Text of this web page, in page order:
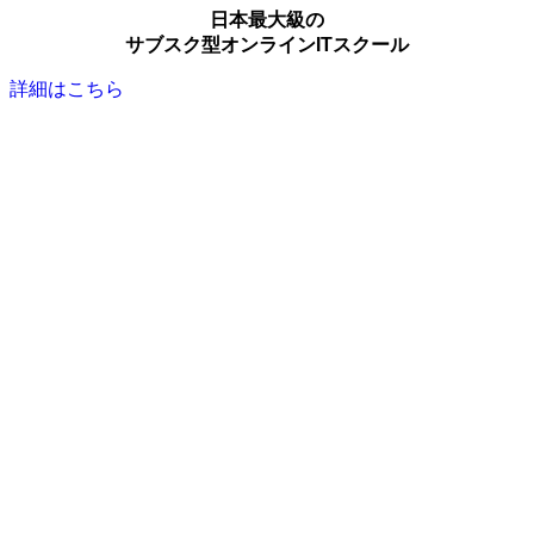
日本最大級の
サブスク型オンラインITスクール
詳細はこちら